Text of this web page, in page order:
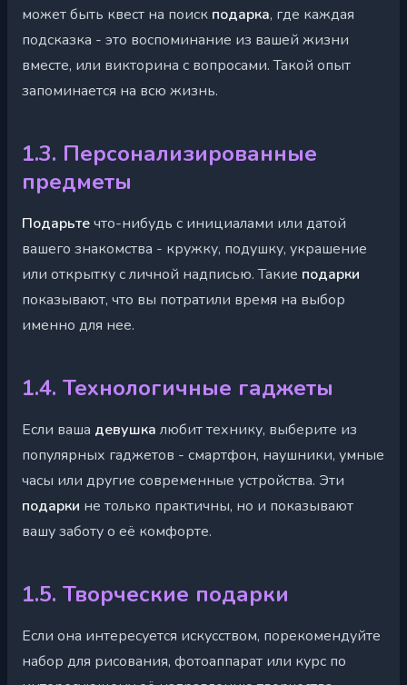
может быть квест на поиск подарка, где каждая
подсказка - это воспоминание из вашей жизни
вместе, или викторина с вопросами. Такой опыт
запоминается на всю жизнь.
1.3. Персонализированные
предметы
Подарьтечто-нибудь с инициалами или датой
вашего знакомства - кружку, подушку, украшение
или открытку с личной надписью. Такие подарки
показывают, что вы потратили время на выбор
именно для нее.
1.4. Технологичные гаджеты
Если ваша девушка любит технику, выберите из
популярных гаджетов - смартфон, наушники, умные
часы или другие современные устройства. Эти
подарки не только практичны, но и показывают
вашу заботу о её комфорте.
1.5. Творческие подарки
Если она интересуется искусством, порекомендуйте
набор для рисования, фотоаппарат или курс по